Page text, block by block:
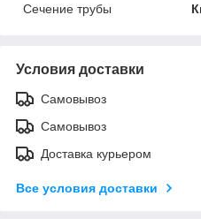
Сечение трубы
Условия доставки
Самовывоз
Самовывоз
Доставка курьером
Все условия доставки